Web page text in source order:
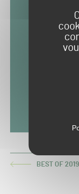
ARTICLEBEST OF